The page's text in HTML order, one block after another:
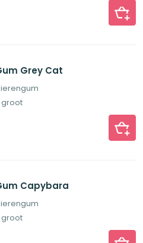
Grey Cat
groot
Capybara
groot